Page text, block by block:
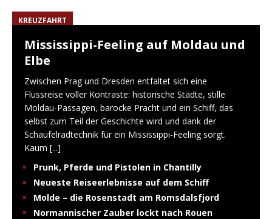
KREUZFAHRT
Mississippi-Feeling auf Moldau und
Elbe
Zwischen Prag und Dresden entfaltet sich eine
Flussreise voller Kontraste: historische Städte, stille
Moldau-Passagen, barocke Pracht und ein Schiff, das
selbst zum Teil der Geschichte wird und dank der
Schaufelradtechnik für ein Mississippi-Feeling sorgt.
Kaum [...]
Prunk, Pferde und Pistolen in Chantilly
Neueste Reiseerlebnisse auf dem Schiff
Molde – die Rosenstadt am Romsdalsfjord
Normannischer Zauber lockt nach Rouen